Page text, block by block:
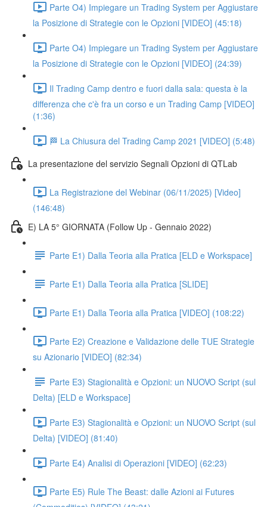
Parte O4) Impiegare un Trading System per Aggiustare
la Posizione di Strategie con le Opzioni [VIDEO] (45:18)
Parte O4) Impiegare un Trading System per Aggiustare
la Posizione di Strategie con le Opzioni [VIDEO] (24:39)
Il Trading Camp dentro e fuori dalla sala: questa è la
differenza che c'è fra un corso e un Trading Camp [VIDEO]
(1:36)
🏁 La Chiusura del Trading Camp 2021 [VIDEO] (5:48)
La presentazione del servizio Segnali Opzioni di QTLab
La Registrazione del Webinar (06/11/2025) [Video]
(146:48)
E) LA 5° GIORNATA (Follow Up - Gennaio 2022)
Parte E1) Dalla Teoria alla Pratica [ELD e Workspace]
Parte E1) Dalla Teoria alla Pratica [SLIDE]
Parte E1) Dalla Teoria alla Pratica [VIDEO] (108:22)
Parte E2) Creazione e Validazione delle TUE Strategie
su Azionario [VIDEO] (82:34)
Parte E3) Stagionalità e Opzioni: un NUOVO Script (sul
Delta) [ELD e Workspace]
Parte E3) Stagionalità e Opzioni: un NUOVO Script (sul
Delta) [VIDEO] (81:40)
Parte E4) Analisi di Operazioni [VIDEO] (62:23)
Parte E5) Rule The Beast: dalle Azioni ai Futures